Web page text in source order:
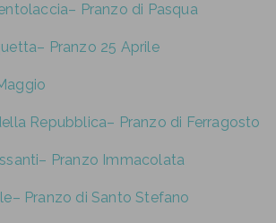
– Pranzo di Pasqua
– Pranzo 25 Aprile
Repubblica– Pranzo di Ferragosto
– Pranzo Immacolata
– Pranzo di Santo Stefano